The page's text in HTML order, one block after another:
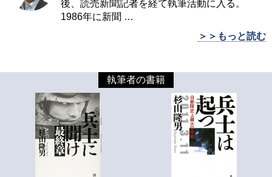
後、読売新聞記者を経て執筆活動に入る。
1986年に新聞 …
＞＞もっと読む
執筆者の書籍